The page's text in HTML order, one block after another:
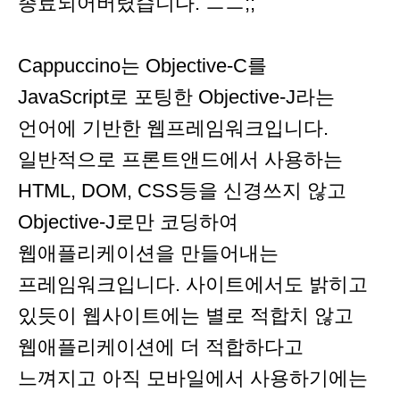
Cappuccino는 Objective-C를
JavaScript로 포팅한 Objective-J라는
언어에 기반한 웹프레임워크입니다.
일반적으로 프론트앤드에서 사용하는
HTML, DOM, CSS등을 신경쓰지 않고
Objective-J로만 코딩하여
웹애플리케이션을 만들어내는
프레임워크입니다. 사이트에서도 밝히고
있듯이 웹사이트에는 별로 적합치 않고
웹애플리케이션에 더 적합하다고
느껴지고 아직 모바일에서 사용하기에는